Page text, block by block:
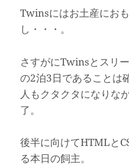
Twinsにはお土産にお
し・・・。
さすがにTwinsとスリ
の2泊3日であることは
人もクタクタになりな
了。
後半に向けてHTMLと
る本日の飼主。